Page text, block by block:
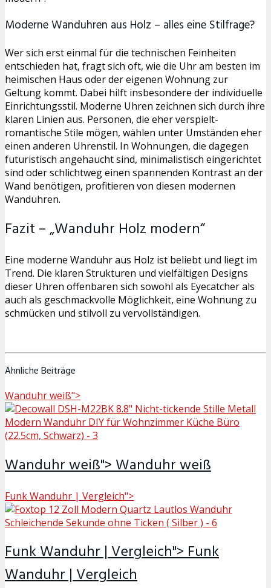
Moderne Wanduhren aus Holz – alles eine Stilfrage?
Wer sich erst einmal für die technischen Feinheiten
entschieden hat, fragt sich oft, wie die Uhr am besten im
heimischen Haus oder der eigenen Wohnung zur
Geltung kommt. Dabei hilft insbesondere der individuelle
Einrichtungsstil. Moderne Uhren zeichnen sich durch ihre
klaren Linien aus. Personen, die eher verspielt-
romantische Stile mögen, wählen unter Umständen eher
einen anderen Uhrenstil. In Wohnungen, die dagegen
futuristisch angehaucht sind, minimalistisch eingerichtet
sind oder schlichtweg einen spannenden Kontrast an der
Wand benötigen, profitieren von diesen modernen
Wanduhren.
Fazit – „Wanduhr Holz modern“
Eine moderne Wanduhr aus Holz ist beliebt und liegt im
Trend. Die klaren Strukturen und vielfältigen Designs
dieser Uhren offenbaren sich sowohl als Eyecatcher als
auch als geschmackvolle Möglichkeit, eine Wohnung zu
schmücken und stilvoll zu vervollständigen.
Ähnliche Beiträge
Wanduhr weiß">
Wanduhr weiß">Wanduhr weiß
Funk Wanduhr | Vergleich">
Funk Wanduhr | Vergleich">Funk
Wanduhr | Vergleich